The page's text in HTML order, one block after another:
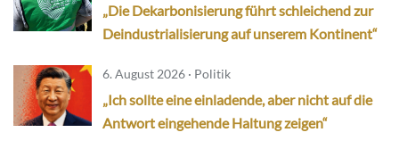
„Die Dekarbonisierung führt schleichend zur
Deindustrialisierung auf unserem Kontinent“
6. August 2026 · Politik
„Ich sollte eine einladende, aber nicht auf die
Antwort eingehende Haltung zeigen“